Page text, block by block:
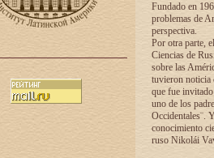
Fundado en
problemas de
perspectiva.
Por otra parte,
Ciencias de
sobre las
tuvieron noticia
que fue
uno de los
Occidentales¨.
conocimiento
ruso Nikolái